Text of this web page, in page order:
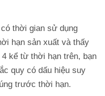
thời gian sử dụng
hạn sản xuất và thấy
kể từ thời hạn trên, bạn
quy có dấu hiệu suy
trước thời hạn.